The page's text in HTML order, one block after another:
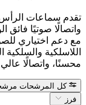
اللاسلكية والسلكية
محسنًا، واتصالًا
كل المرشحات
فرز